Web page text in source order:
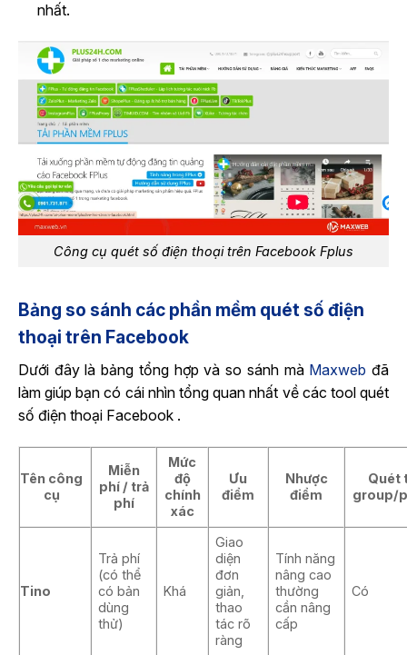
nhất.
Công cụ quét số điện thoại trên Facebook Fplus
Bảng so sánh các phần mềm quét số điện
thoại trên Facebook
Dưới đây là bảng tổng hợp và so sánh mà Maxweb đã
làm giúp bạn có cái nhìn tổng quan nhất về các tool quét
số điện thoại Facebook .
Tên công
cụ
Miễn
phí / trả
phí
Mức
độ
chính
xác
Ưu
điểm
Nhược
điểm
Quét
group/
Tino
Trả phí
(có thể
có bản
dùng
thử)
Khá
Giao
diện
đơn
giản,
thao
tác rõ
ràng
Tính năng
nâng cao
thường
cần nâng
cấp
Có